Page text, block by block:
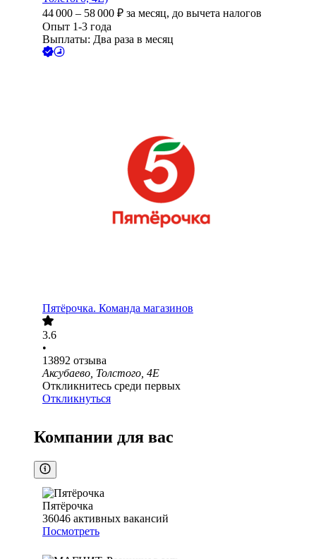
44 000 – 58 000 ₽ за месяц, до вычета налогов
Опыт 1-3 года
Выплаты: Два раза в месяц
Пятёрочка. Команда магазинов
3.6
•
13892 отзыва
Аксубаево, Толстого, 4Е
Откликнитесь среди первых
Откликнуться
Компании для вас
Пятёрочка
36046 активных вакансий
Посмотреть